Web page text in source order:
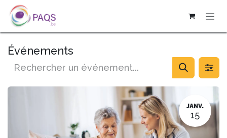
SE RENDRE AU CONTENU
Événements
JANV.
15